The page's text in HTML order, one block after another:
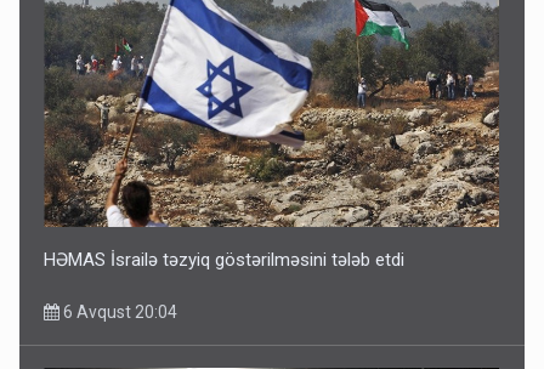
HƏMAS İsrailə təzyiq göstərilməsini tələb etdi
6 Avqust 20:04